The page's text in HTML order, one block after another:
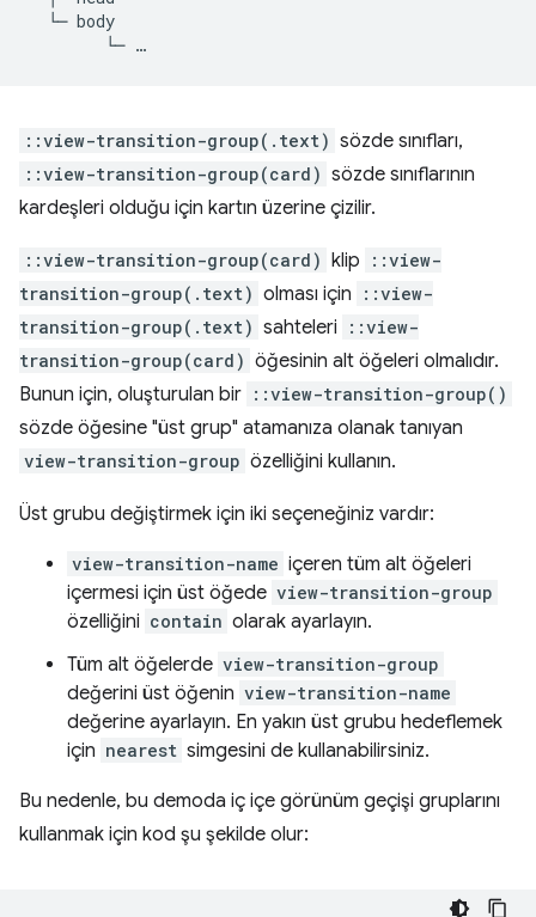
  └─ body
::view-transition-group(.text) sözde sınıfları,
::view-transition-group(card) sözde sınıflarının
kardeşleri olduğu için kartın üzerine çizilir.
::view-transition-group(card) klip
::view-
transition-group(.text) olması için
::view-
transition-group(.text) sahteleri
::view-
transition-group(card) öğesinin alt öğeleri olmalıdır.
Bunun için, oluşturulan bir ::view-transition-group()
sözde öğesine "üst grup" atamanıza olanak tanıyan
view-transition-group özelliğini kullanın.
Üst grubu değiştirmek için iki seçeneğiniz vardır:
view-transition-name içeren tüm alt öğeleri
içermesi için üst öğede view-transition-group
özelliğini contain olarak ayarlayın.
Tüm alt öğelerde view-transition-group
değerini üst öğenin view-transition-name
değerine ayarlayın. En yakın üst grubu hedeflemek
için nearest simgesini de kullanabilirsiniz.
Bu nedenle, bu demoda iç içe görünüm geçişi gruplarını
kullanmak için kod şu şekilde olur: